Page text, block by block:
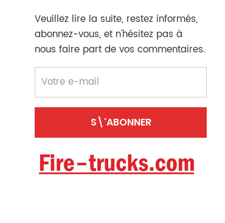
Veuillez lire la suite, restez informés,
abonnez-vous, et n'hésitez pas à
nous faire part de vos commentaires.